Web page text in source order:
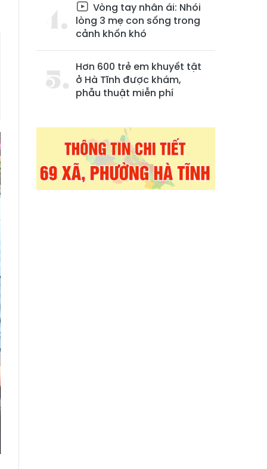
Vòng tay nhân ái: Nhói
lòng 3 mẹ con sống trong
cảnh khốn khó
Hơn 600 trẻ em khuyết tật
ở Hà Tĩnh được khám,
phẫu thuật miễn phí